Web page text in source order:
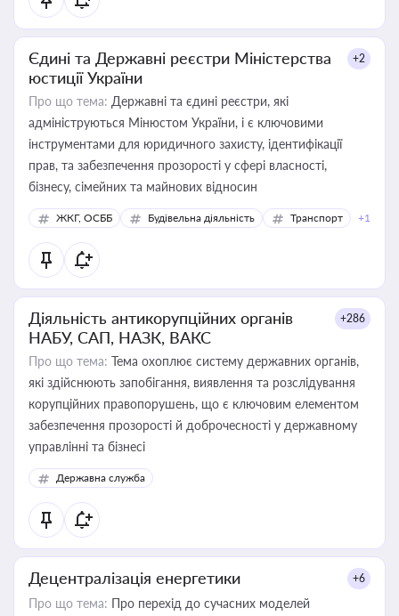
Єдині та Державні реєстри Міністерства
юстиції України
+2
Про що тема: Державні та єдині реєстри, які
адмініструються Мінюстом України, і є ключовими
інструментами для юридичного захисту, ідентифікації
прав, та забезпечення прозорості у сфері власності,
бізнесу, сімейних та майнових відносин
ЖКГ, ОСББ Будівельна діяльність Транспорт +1
Діяльність антикорупційних органів
НАБУ, САП, НАЗК, ВАКС
+286
Про що тема: Тема охоплює систему державних органів,
які здійснюють запобігання, виявлення та розслідування
корупційних правопорушень, що є ключовим елементом
забезпечення прозорості й доброчесності у державному
управлінні та бізнесі
Державна служба
Децентралізація енергетики +6
Про що тема: Про перехід до сучасних моделей